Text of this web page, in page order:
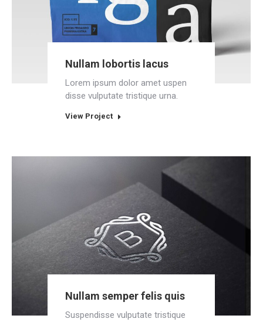
Nullam lobortis lacus
Lorem ipsum dolor amet uspen
disse vulputate tristique urna.
View Project
Nullam semper felis quis
Suspendisse vulputate tristique